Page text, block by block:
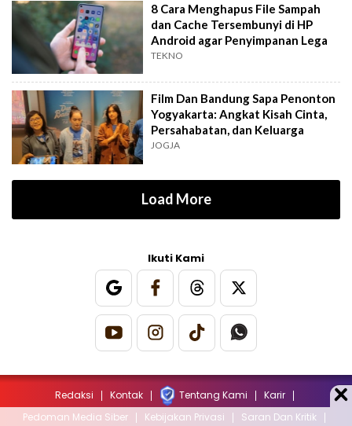
8 Cara Menghapus File Sampah
dan Cache Tersembunyi di HP
Android agar Penyimpanan Lega
TEKNO
Film Dan Bandung Sapa Penonton
Yogyakarta: Angkat Kisah Cinta,
Persahabatan, dan Keluarga
JOGJA
Load More
Ikuti Kami
Redaksi Kontak Tentang Kami
Karir
Pedoman Media Siber
Kebijakan Privasi Saran Dan Kritik